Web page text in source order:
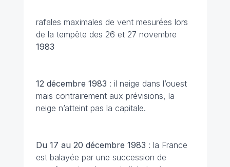
rafales maximales de vent mesurées lors
de la tempête des 26 et 27 novembre
1983
12 décembre 1983 : il neige dans l’ouest
mais contrairement aux prévisions, la
neige n’atteint pas la capitale.
Du 17 au 20 décembre 1983 : la France
est balayée par une succession de